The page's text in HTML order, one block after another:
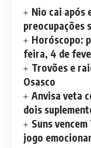
Nio cai após
preocupações
Horóscopo:
feira, 4 de
Trovões e
Osasco
Anvisa veta
dois
Suns
jogo